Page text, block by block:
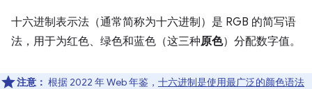
十六进制表示法（通常简称为十六进制）是 RGB 的简写语
法，用于为红色、绿色和蓝色（这三种原色）分配数字值。
注意： 根据 2022 年 Web 年鉴， 十六进制是使用最广泛的颜色语法